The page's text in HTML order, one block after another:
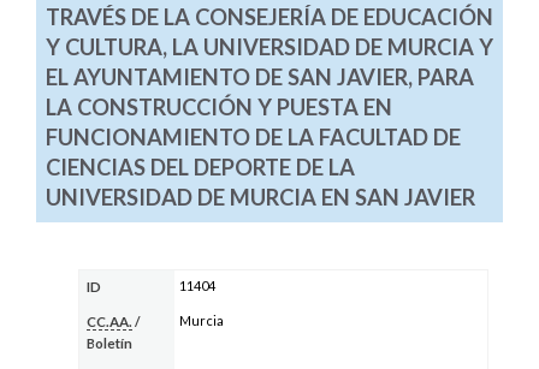
TRAVÉS DE LA CONSEJERÍA DE EDUCACIÓN
Y CULTURA, LA UNIVERSIDAD DE MURCIA Y
EL AYUNTAMIENTO DE SAN JAVIER, PARA
LA CONSTRUCCIÓN Y PUESTA EN
FUNCIONAMIENTO DE LA FACULTAD DE
CIENCIAS DEL DEPORTE DE LA
UNIVERSIDAD DE MURCIA EN SAN JAVIER
ID 11404
CC.AA. /
Boletín
Murcia